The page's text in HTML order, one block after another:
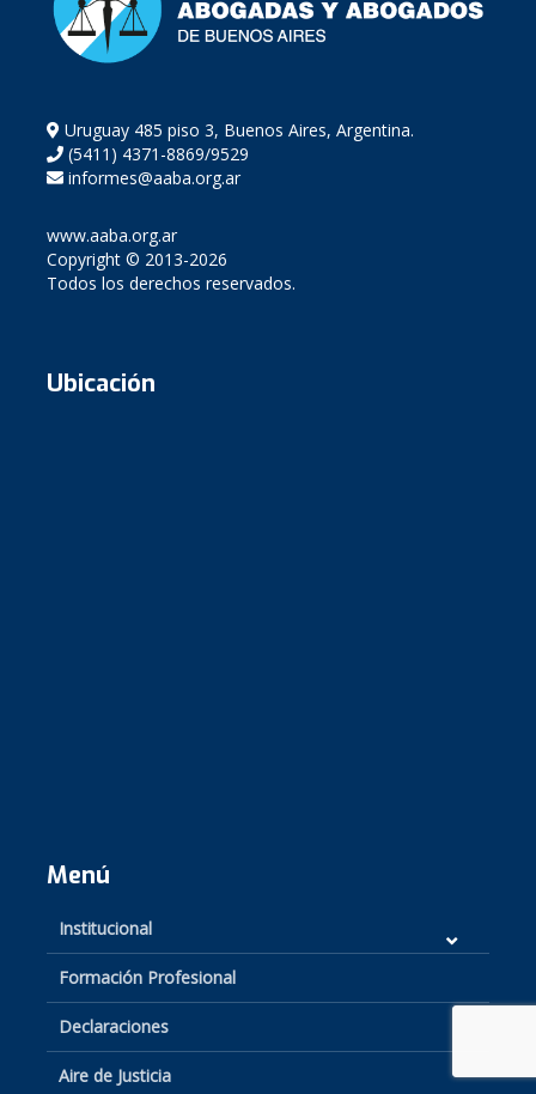
Uruguay 485 piso 3, Buenos Aires, Argentina.
(5411) 4371-8869/9529
informes@aaba.org.ar
www.aaba.org.ar
Copyright © 2013-2026
Todos los derechos reservados.
Ubicación
Menú
Institucional
Formación Profesional
Declaraciones
Aire de Justicia